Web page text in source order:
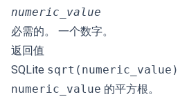
numeric_value
必需的。 一个数字。
返回值
SQLite sqrt(numeric_value)
numeric_value 的平方根。